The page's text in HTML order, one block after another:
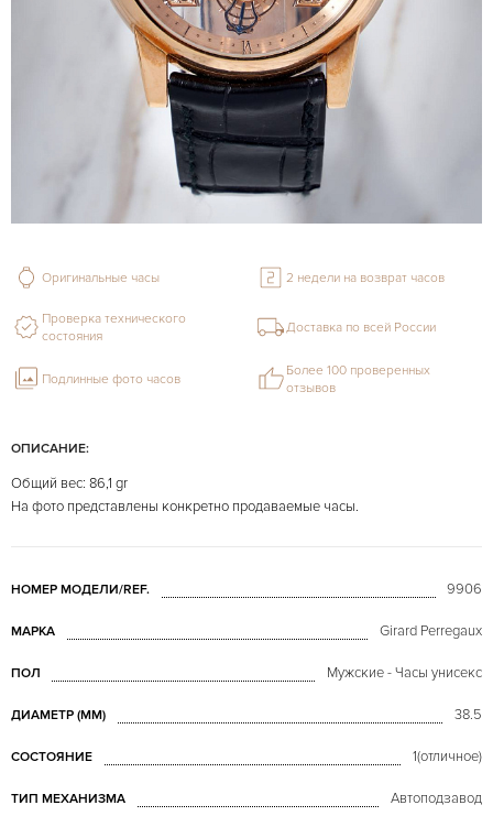
ОПИСАНИЕ:
Общий вес: 86,1 gr
На фото представлены конкретно продаваемые часы.
НОМЕР МОДЕЛИ/REF. 9906
МАРКА Girard Perregaux
ПОЛ Мужские - Часы унисекс
ДИАМЕТР (MM) 38.5
СОСТОЯНИЕ 1(отличное)
ТИП МЕХАНИЗМА Автоподзавод
Оригинальные часы 2 недели на возврат часов
Проверка технического
состояния
Доставка по всей России
Подлинные фото часов
Более 100 проверенных
отзывов